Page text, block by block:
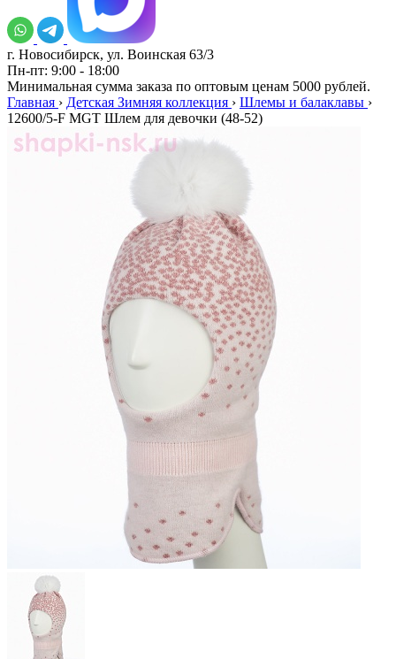
г. Новосибирск, ул. Воинская 63/3
Пн-пт: 9:00 - 18:00
Минимальная сумма заказа по оптовым ценам 5000 рублей.
Главная › Детская Зимняя коллекция › Шлемы и балаклавы ›
12600/5-F MGT Шлем для девочки (48-52)